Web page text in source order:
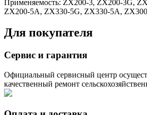
Применяемость: ZX200-3, ZX200-3G,
ZX200-5A, ZX330-5G, ZX330-5A,
Для покупателя
Сервис и гарантия
Официальный сервисный центр
качественный ремонт